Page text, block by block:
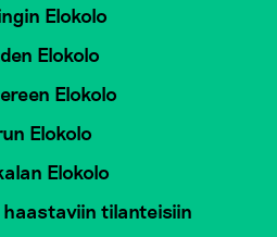
Elokolo
Elokolo
Elokolo
Elokolo
Elokolo
haastaviin tilanteisiin